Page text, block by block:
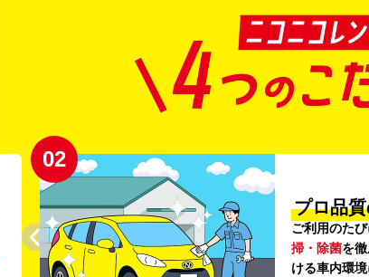
02
プロ品
ご利用のた
掃・除菌を
ける車内環